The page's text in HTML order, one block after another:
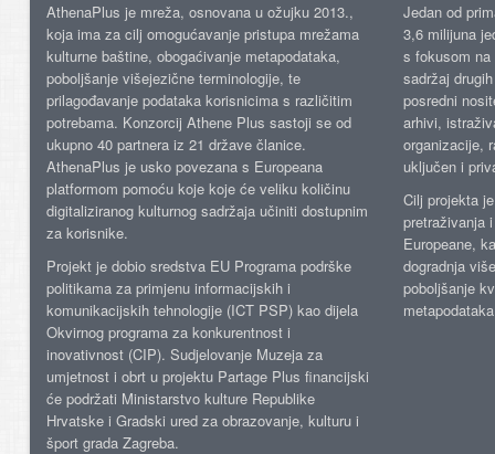
AthenaPlus je mreža, osnovana u ožujku 2013.,
koja ima za cilj omogućavanje pristupa mrežama
kulturne baštine, obogaćivanje metapodataka,
poboljšanje višejezične terminologije, te
prilagođavanje podataka korisnicima s različitim
potrebama. Konzorcij Athene Plus sastoji se od
ukupno 40 partnera iz 21 države članice.
AthenaPlus je usko povezana s Europeana
platformom pomoću koje koje će veliku količinu
digitaliziranog kulturnog sadržaja učiniti dostupnim
za korisnike.
Projekt je dobio sredstva EU Programa podrške
politikama za primjenu informacijskih i
komunikacijskih tehnologije (ICT PSP) kao dijela
Okvirnog programa za konkurentnost i
inovativnost (CIP). Sudjelovanje Muzeja za
umjetnost i obrt u projektu Partage Plus financijski
će podržati Ministarstvo kulture Republike
Hrvatske i Gradski ured za obrazovanje, kulturu i
šport grada Zagreba.
Jedan od
3,6 milijuna
s fokusom
sadržaj
posredni
arhivi,
organizacije,
uključen i
Cilj projekta
pretraživanja
Europeane,
dogradnja
poboljšanje